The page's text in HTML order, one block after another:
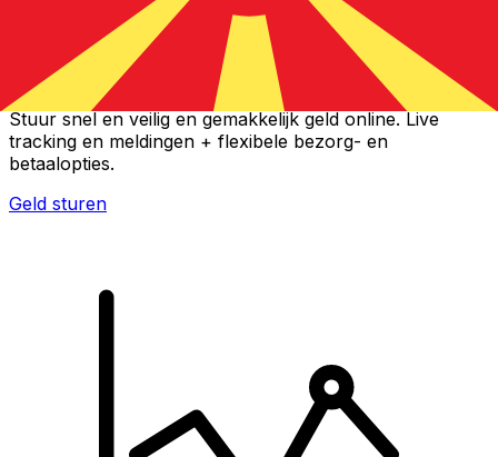
Xe Internationale Geldoverboeking
Stuur snel en veilig en gemakkelijk geld online. Live
tracking en meldingen + flexibele bezorg- en
betaalopties.
Geld sturen